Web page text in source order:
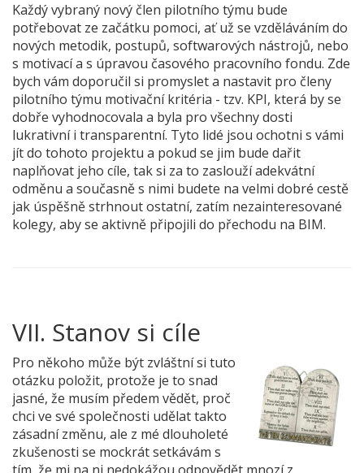
Každý vybraný nový člen pilotního týmu bude
potřebovat ze začátku pomoci, ať už se vzděláváním do
nových metodik, postupů, softwarových nástrojů, nebo
s motivací a s úpravou časového pracovního fondu. Zde
bych vám doporučil si promyslet a nastavit pro členy
pilotního týmu motivační kritéria - tzv. KPI, která by se
dobře vyhodnocovala a byla pro všechny dosti
lukrativní i transparentní. Tyto lidé jsou ochotni s vámi
jít do tohoto projektu a pokud se jim bude dařit
naplňovat jeho cíle, tak si za to zaslouží adekvátní
odměnu a současně s nimi budete na velmi dobré cestě
jak úspěšně strhnout ostatní, zatím nezainteresované
kolegy, aby se aktivně připojili do přechodu na BIM.
VII. Stanov si cíle
Pro někoho může být zvláštní si tuto
otázku položit, protože je to snad
jasné, že musím předem vědět, proč
chci ve své společnosti udělat takto
zásadní změnu, ale z mé dlouholeté
zkušenosti se mockrát setkávám s